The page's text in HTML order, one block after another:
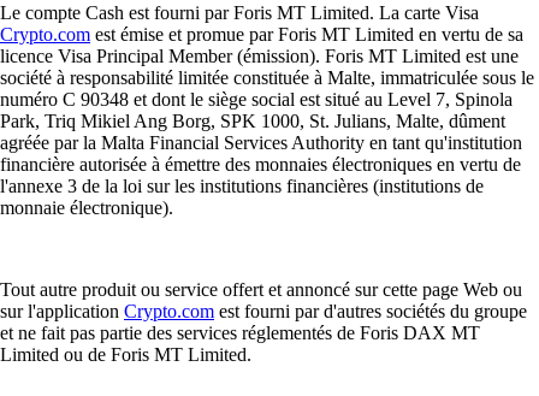
Le compte Cash est fourni par Foris MT Limited. La carte Visa
Crypto.com est émise et promue par Foris MT Limited en vertu de sa
licence Visa Principal Member (émission). Foris MT Limited est une
société à responsabilité limitée constituée à Malte, immatriculée sous le
numéro C 90348 et dont le siège social est situé au Level 7, Spinola
Park, Triq Mikiel Ang Borg, SPK 1000, St. Julians, Malte, dûment
agréée par la Malta Financial Services Authority en tant qu'institution
financière autorisée à émettre des monnaies électroniques en vertu de
l'annexe 3 de la loi sur les institutions financières (institutions de
monnaie électronique).
Tout autre produit ou service offert et annoncé sur cette page Web ou
sur l'application Crypto.com est fourni par d'autres sociétés du groupe
et ne fait pas partie des services réglementés de Foris DAX MT
Limited ou de Foris MT Limited.